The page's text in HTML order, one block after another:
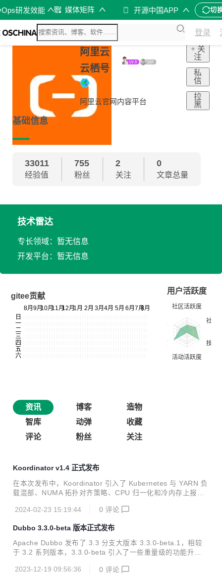
研发效能 媒体矩阵 开源中国APP 切
登录
阿里云
云栖号
阿里云官网内容平台
+ 关
注
私
信
拉
黑
基础信息
33011
经验值
755
粉丝
2
关注
0
文章总量
技术雷达
专长领域：暂无信息
开发平台：暂无信息
gitee贡献
用户活跃度
资讯 博客
造物
智库
动弹
收藏
评论
粉丝 关注
Koordinator v1.4 正式发布
在本次发布中，Koordinator 引入了 Kubernetes 与 YARN 负
载混部、NUMA 拓扑对齐策略、CPU 归一化和冷内存上报等
的 QoS 管理、重调度防护策略等领域的功能。这些新增和改
于复杂和多样化的应用场景。
2024-02-23 15:19:44 0 评论
Dubbo 3.3.0-beta 版本正式发布
Apache Dubbo 发布了 3.3 分支大版本 3.3.0-beta.1，相较
于 3.2 系列版本，3.3.0-beta 引入了一些重量级的功能升
2023-12-19 09:56:36
0 评论